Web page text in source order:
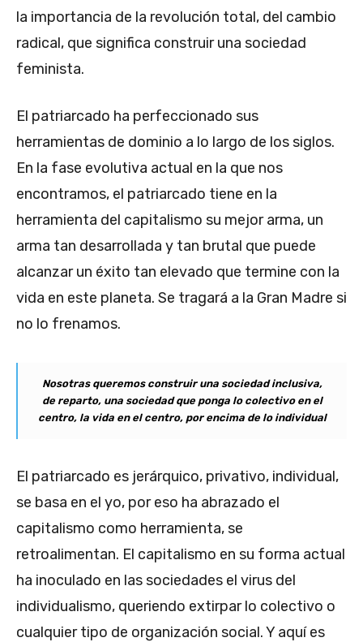
la importancia de la revolución total, del cambio
radical, que significa construir una sociedad
feminista.
El patriarcado ha perfeccionado sus
herramientas de dominio a lo largo de los siglos.
En la fase evolutiva actual en la que nos
encontramos, el patriarcado tiene en la
herramienta del capitalismo su mejor arma, un
arma tan desarrollada y tan brutal que puede
alcanzar un éxito tan elevado que termine con la
vida en este planeta. Se tragará a la Gran Madre si
no lo frenamos.
Nosotras queremos construir una sociedad inclusiva,
de reparto, una sociedad que ponga lo colectivo en el
centro, la vida en el centro, por encima de lo individual
El patriarcado es jerárquico, privativo, individual,
se basa en el yo, por eso ha abrazado el
capitalismo como herramienta, se
retroalimentan. El capitalismo en su forma actual
ha inoculado en las sociedades el virus del
individualismo, queriendo extirpar lo colectivo o
cualquier tipo de organización social. Y aquí es